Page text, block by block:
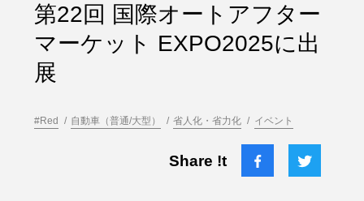
第22回 国際オートアフター
マーケット EXPO2025に出
展
#Red 自動車（普通/大型） 省人化・省力化 イベント
Share !t